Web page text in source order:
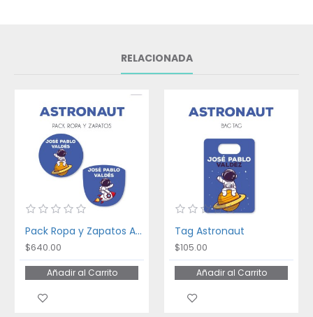
RELACIONADA
Pack Ropa y Zapatos Astronaut
$640.00
Añadir al Carrito
Tag Astronaut
$105.00
Añadir al Carrito